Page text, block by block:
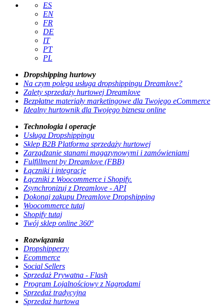
ES
EN
FR
DE
IT
PT
PL
Dropshipping hurtowy
Na czym polega usługa dropshippingu Dreamlove?
Zalety sprzedaży hurtowej Dreamlove
Bezpłatne materiały marketingowe dla Twojego eCommerce
Idealny hurtownik dla Twojego biznesu online
Technologia i operacje
Usługa Dropshippingu
Sklep B2B Platforma sprzedaży hurtowej
Zarządzanie stanami magazynowymi i zamówieniami
Fulfillment by Dreamlove (FBB)
Łączniki i integracje
Łączniki z Woocommerce i Shopify.
Zsynchronizuj z Dreamlove - API
Dokonaj zakupu Dreamlove Dropshipping
Woocommerce tutaj
Shopify tutaj
Twój sklep online 360º
Rozwiązania
Dropshipperzy
Ecommerce
Social Sellers
Sprzedaż Prywatna - Flash
Program Lojalnościowy z Nagrodami
Sprzedaż tradycyjna
Sprzedaż hurtowa